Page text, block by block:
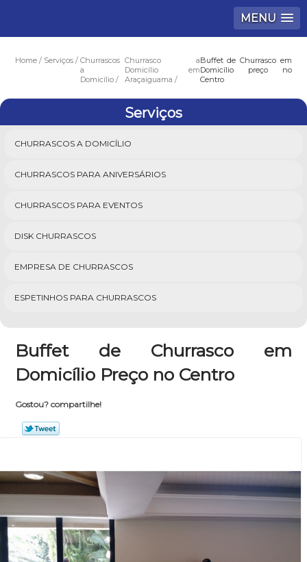
MENU
Home Serviços
Churrascos
a
Domicílio
Churrasco a
Domicílio em
Araçaiguama
Buffet de Churrasco em
Domicílio preço no
Centro
Serviços
CHURRASCOS A DOMICÍLIO
CHURRASCOS PARA ANIVERSÁRIOS
CHURRASCOS PARA EVENTOS
DISK CHURRASCOS
EMPRESA DE CHURRASCOS
ESPETINHOS PARA CHURRASCOS
Buffet de Churrasco em
Domicílio Preço no Centro
Gostou? compartilhe!